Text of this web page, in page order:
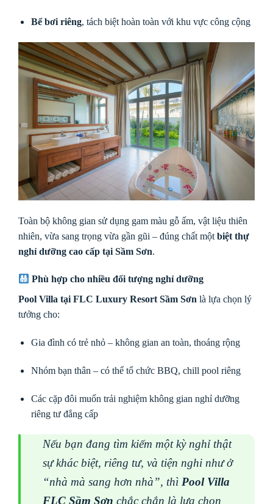
Bể bơi riêng, tách biệt hoàn toàn với khu vực công cộng
Toàn bộ không gian sử dụng gam màu gỗ ấm, vật liệu thiên
nhiên, vừa sang trọng vừa gần gũi – đúng chất một biệt thự
nghỉ dưỡng cao cấp tại Sầm Sơn.
Phù hợp cho nhiều đối tượng nghỉ dưỡng
Pool Villa tại FLC Luxury Resort Sầm Sơn là lựa chọn lý
tưởng cho:
Gia đình có trẻ nhỏ – không gian an toàn, thoáng rộng
Nhóm bạn thân – có thể tổ chức BBQ, chill pool riêng
Các cặp đôi muốn trải nghiệm không gian nghỉ dưỡng
riêng tư đẳng cấp
Nếu bạn đang tìm kiếm một kỳ nghỉ thật
sự khác biệt, riêng tư, và tiện nghi như ở
“nhà mà sang hơn nhà”, thì Pool Villa
FLC Sầm Sơn chắc chắn là lựa chọn